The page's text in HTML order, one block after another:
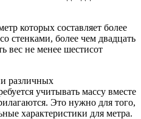
которых составляет более
стенками, более чем двадцать
вес не менее шестисот
различных
учитывать массу вместе
Это нужно для того,
характеристики для метра.